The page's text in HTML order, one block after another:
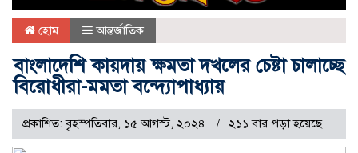
হোম আন্তর্জাতিক
বাংলাদেশি কায়দায় ক্ষমতা দখলের চেষ্টা চালাচ্ছে
বিরোধীরা-মমতা বন্দ্যোপাধ্যায়
প্রকাশিত: বৃহস্পতিবার, ১৫ আগস্ট, ২০২৪ ২১১ বার পড়া হয়েছে